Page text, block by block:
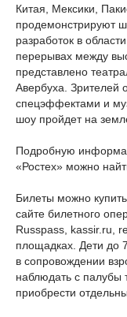
Китая, Мексики,
продемонстрируют
разработок в
перерывах между
представлено
Авербуха. Зрителей
спецэффектами и
шоу пройдет на
Подробную
«Ростех» можно
Билеты можно
сайте билетного
Russpass, kassir.ru,
площадках. Дети до
в сопровождении
наблюдать с палубы
приобрести